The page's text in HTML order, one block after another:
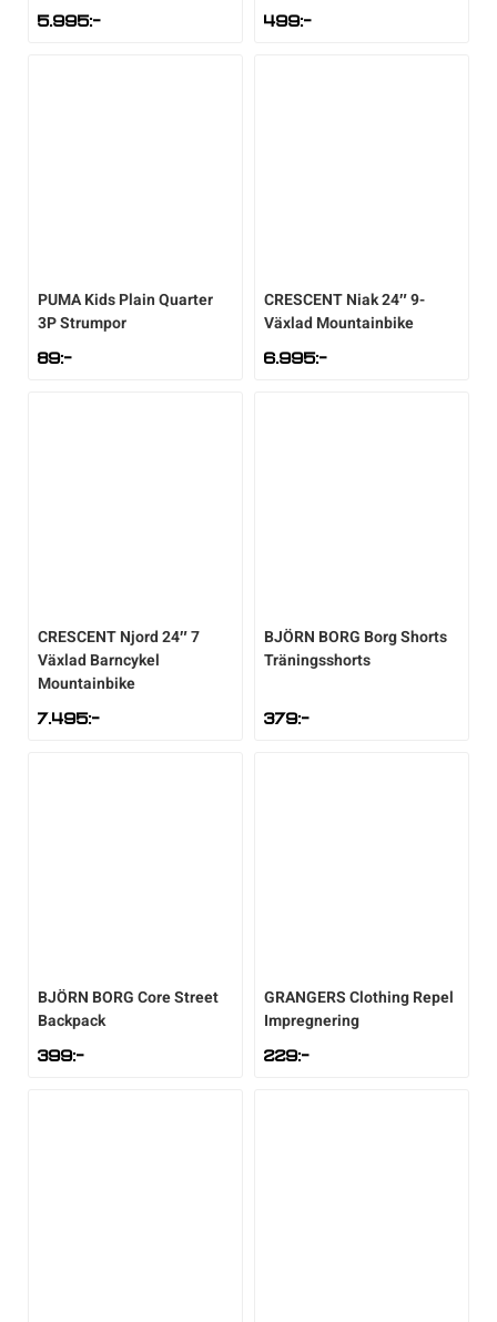
5.995:- 499:-
PUMAKids Plain Quarter
3P Strumpor
89:-
CRESCENTNiak 24″ 9-
Växlad Mountainbike
6.995:-
CRESCENTNjord 24″ 7
Växlad Barncykel
Mountainbike
7.495:-
BJÖRN BORG Borg Shorts
Träningsshorts
379:-
BJÖRN BORGCore Street
Backpack
399:-
GRANGERSClothing Repel
Impregnering
229:-